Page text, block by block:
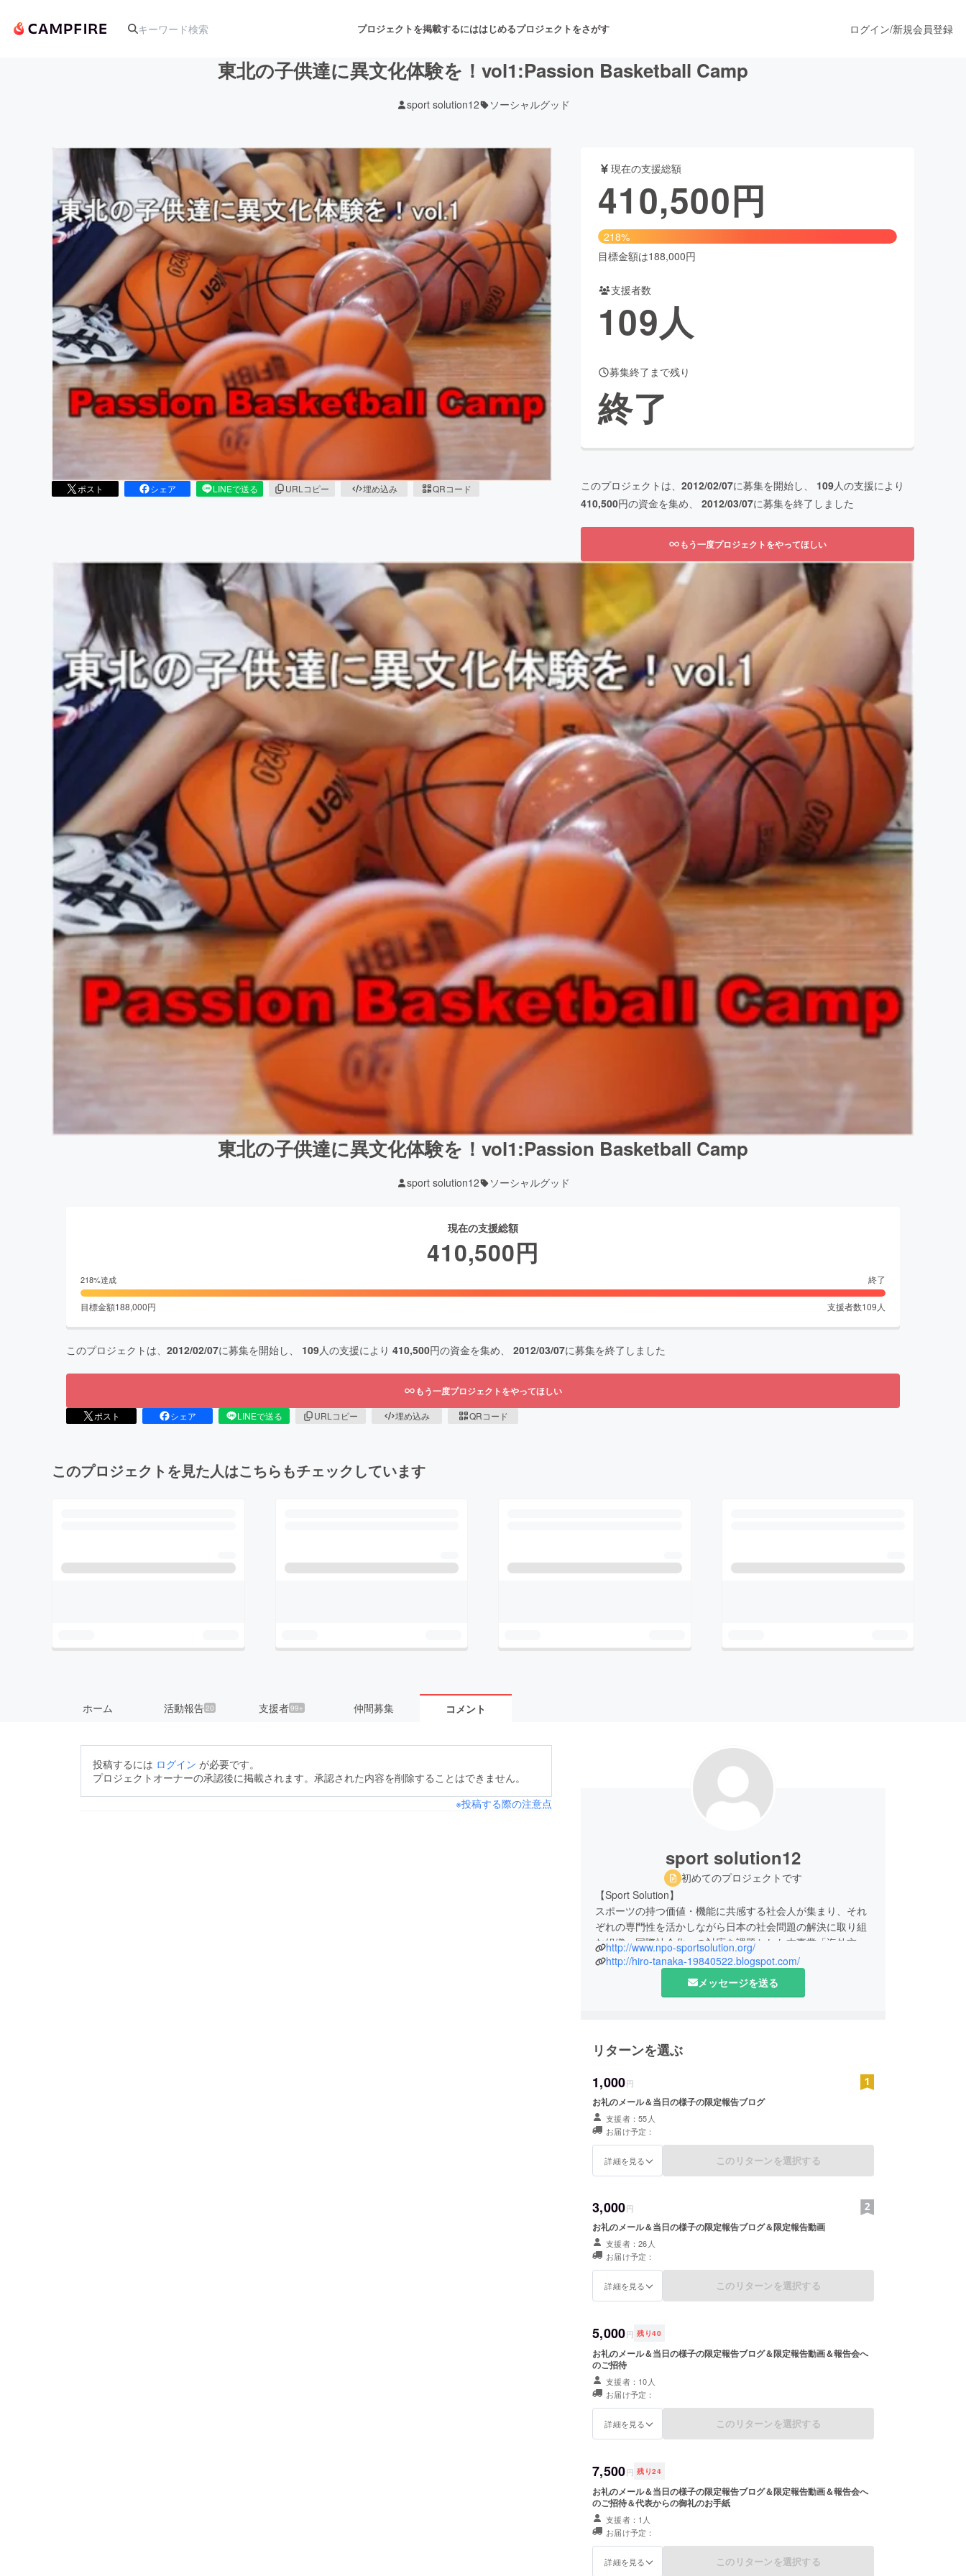
プロジェクトを掲載するにははじめるプロジェクトをさがす
アート・写真 音楽 舞台・パフォーマンス
テクノロジー・ガジェット ゲーム・サービス開発 フード・飲食店 ファッション
映像・映画 書籍・雑誌出版 アニメ・漫画
ビジネス・起業 チャレンジ ビューティー・ヘルスケア
まちづくり・地域活性化
CAMPFIRE for Social Good
CAMPFIRE Creation
CAMPFIREふるさと納税machi-yaコミュニティ
ログイン/新規会員登録
東北の子供達に異文化体験を！vol1:Passion Basketball Camp
sport solution12 ソーシャルグッド
ポスト シェア LINEで送る URLコピー 埋め込み QRコード
現在の支援総額
410,500円
218%
目標金額は188,000円
支援者数
109人
募集終了まで残り
終了
このプロジェクトは、 2012/02/07に募集を開始し、 109人の支援により
410,500円の資金を集め、 2012/03/07に募集を終了しました
もう一度プロジェクトをやってほしい
東北の子供達に異文化体験を！vol1:Passion Basketball Camp
sport solution12 ソーシャルグッド
現在の支援総額
410,500円
218%達成 終了
目標金額188,000円 支援者数109 人
このプロジェクトは、 2012/02/07に募集を開始し、 109人の支援により 410,500円の資金を集め、 2012/03/07に募集を終了しました
もう一度プロジェクトをやってほしい
ポスト シェア LINEで送る URLコピー 埋め込み QRコード
このプロジェクトを見た人はこちらもチェックしています
ホーム 活動報告20 支援者99+ 仲間募集 コメント
投稿するには ログイン が必要です。
プロジェクトオーナーの承認後に掲載されます。承認された内容を削除することはできません。
※投稿する際の注意点
sport solution12
初めてのプロジェクトです
【Sport Solution】
スポーツの持つ価値・機能に共感する社会人が集まり、それ
ぞれの専門性を活かしながら日本の社会問題の解決に取り組
む組織。国際社会化への対応を課題とした本事業「海外交流
プロジェクト」に加え、アスリートと共にキャリア教育支援
を行う「学校訪問プロジェクト」、スポーツが持つ本質的価
値を体育会出身の経営者等からヒアリングし分析を行う「価
大学時代にNBAのチームSeattle Sonics & Stormでインターン
を行う。本業の総合商社では中国・アメリカを中心地とした
金融・不動産ビジネスを担当している。
代表ブログ： http://hiro-tanaka-19840522.blogspot.com/
Twitter: sss_hiro522
http://www.npo-sportsolution.org/
http://hiro-tanaka-19840522.blogspot.com/
メッセージを送る
リターンを選ぶ
1,000円
お礼のメール＆当日の様子の限定報告ブログ
支援者：55人
お届け予定：
詳細を見る このリターンを選択する
3,000円
お礼のメール＆当日の様子の限定報告ブログ＆限定報告動画
支援者：26人
お届け予定：
詳細を見る このリターンを選択する
5,000円 残り40
お礼のメール＆当日の様子の限定報告ブログ＆限定報告動画＆報告会へ
のご招待
支援者：10人
お届け予定：
詳細を見る このリターンを選択する
7,500円 残り24
お礼のメール＆当日の様子の限定報告ブログ＆限定報告動画＆報告会へ
のご招待＆代表からの御礼のお手紙
支援者：1人
お届け予定：
詳細を見る このリターンを選択する